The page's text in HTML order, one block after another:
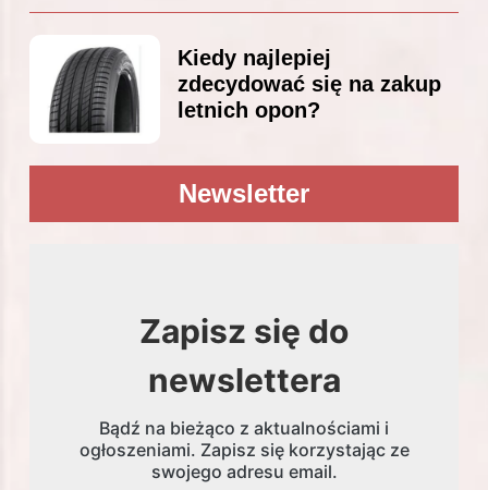
Kiedy najlepiej
zdecydować się na zakup
letnich opon?
Newsletter
Zapisz się do
newslettera
Bądź na bieżąco z aktualnościami i
ogłoszeniami. Zapisz się korzystając ze
swojego adresu email.